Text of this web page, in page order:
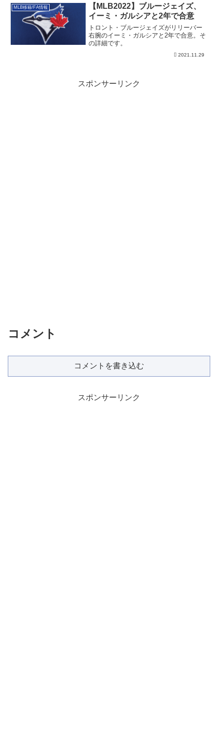
MLB移籍/FA情報
【MLB2022】ブルージェイズ、
イーミ・ガルシアと2年で合意
トロント・ブルージェイズがリリーバー
右腕のイーミ・ガルシアと2年で合意。そ
の詳細です。
2021.11.29
スポンサーリンク
コメント
コメントを書き込む
スポンサーリンク